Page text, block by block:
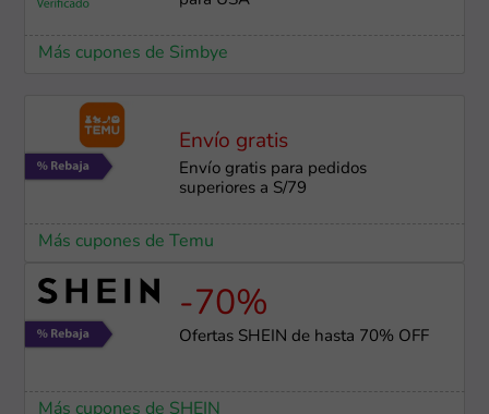
Más cupones de Simbye
Envío gratis
Envío gratis para pedidos
superiores a S/79
Más cupones de Temu
-70%
Ofertas SHEIN de hasta 70% OFF
Más cupones de SHEIN